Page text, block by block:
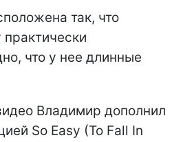
так, что
что у нее длинные
Владимир дополнил
So Easy (To Fall In